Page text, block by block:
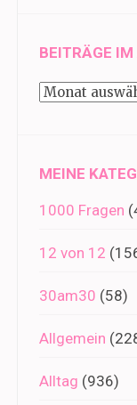
BEITRÄGE
Beiträge
MEINE
1000 Fragen
12 von 12
30am30 (58)
Allgemein
Alltag (936)